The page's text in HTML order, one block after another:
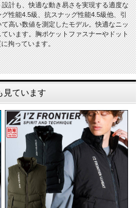
計も、快適な動き易さを実現する適度な
性能4.5級、抗スナッグ性能4.5級他、引
高い数値を測定したモデル。快適なニッ
います。胸ポケットファスナーやドット
拘っています。
見ています